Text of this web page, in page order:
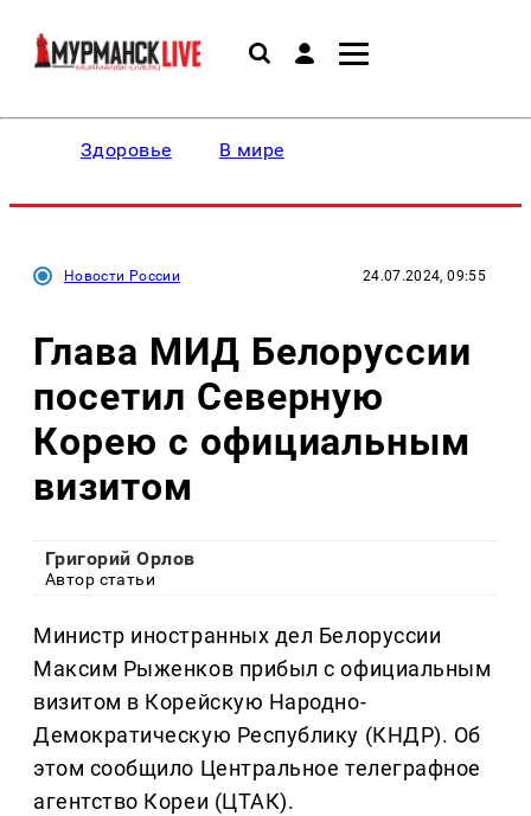
Здоровье В мире
Новости России 24.07.2024, 09:55
Глава МИД Белоруссии
посетил Северную
Корею с официальным
визитом
Григорий Орлов
Автор статьи
Министр иностранных дел Белоруссии
Максим Рыженков прибыл с официальным
визитом в Корейскую Народно-
Демократическую Республику (КНДР). Об
этом сообщило Центральное телеграфное
агентство Кореи (ЦТАК).